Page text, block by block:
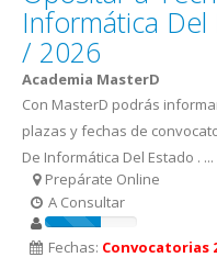
Informática
/ 2026
Academia MasterD
Con MasterD podrás
plazas y fechas de
De Informática Del Estado . ...
Prepárate Online
A Consultar
Fechas: Convocatorias